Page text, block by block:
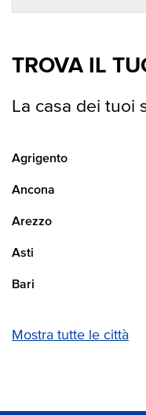
TROVA IL
La casa dei tuoi
Agrigento
Ancona
Arezzo
Asti
Bari
Mostra tutte le città